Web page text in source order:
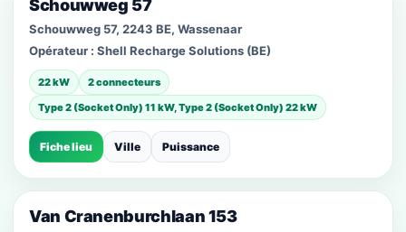
Schouwweg 57
Schouwweg 57, 2243 BE, Wassenaar
Opérateur : Shell Recharge Solutions (BE)
22 kW
2 connecteurs
Type 2 (Socket Only) 11 kW, Type 2 (Socket Only) 22 kW
Fiche lieu Ville Puissance
Van Cranenburchlaan 153